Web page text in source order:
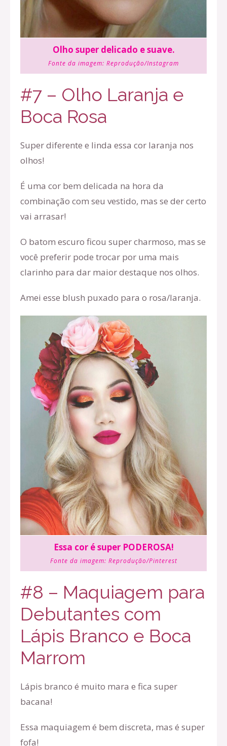
Olho super delicado e suave.
Fonte da imagem: Reprodução/Instagram
#7 – Olho Laranja e
Boca Rosa
Super diferente e linda essa cor laranja nos
olhos!
É uma cor bem delicada na hora da
combinação com seu vestido, mas se der certo
vai arrasar!
O batom escuro ficou super charmoso, mas se
você preferir pode trocar por uma mais
clarinho para dar maior destaque nos olhos.
Amei esse blush puxado para o rosa/laranja.
Essa cor é super PODEROSA!
Fonte da imagem: Reprodução/Pinterest
#8 – Maquiagem para
Debutantes com
Lápis Branco e Boca
Marrom
Lápis branco é muito mara e fica super
bacana!
Essa maquiagem é bem discreta, mas é super
fofa!